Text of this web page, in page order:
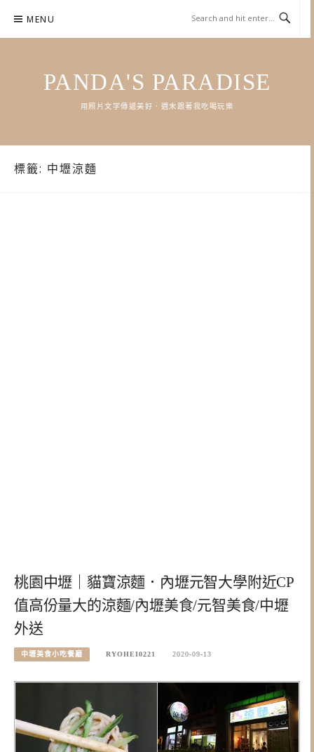
content
MENU
PANDA'S PARADISE
用照片文字傳遞美好．週末跟著我吃喝玩樂
標籤: 中壢涼麵
桃園中壢｜貓寶涼麵．內壢元智大學附近CP
值高份量大的涼麵/內壢美食/元智美食/中壢
外送
中壢美食小吃餐廳 RYOHEI0221 2020-09-13